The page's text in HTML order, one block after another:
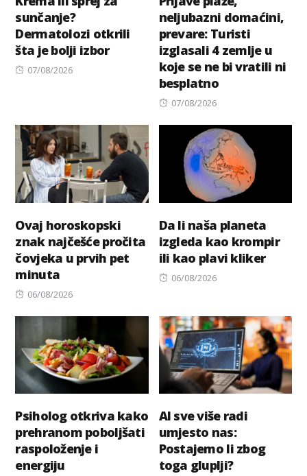
sunčanje?
Dermatolozi otkrili
šta je bolji izbor
Posted
07/08/2026
neljubazni domaćini,
prevare: Turisti
izglasali 4 zemlje u
koje se ne bi vratili ni
besplatno
Posted
07/08/2026
Ovaj horoskopski
znak najčešće pročita
čovjeka u prvih pet
minuta
Posted
06/08/2026
Da li naša planeta
izgleda kao krompir
ili kao plavi kliker
Posted
06/08/2026
Psiholog otkriva kako
prehranom poboljšati
raspoloženje i
energiju
AI sve više radi
umjesto nas:
Postajemo li zbog
toga gluplji?